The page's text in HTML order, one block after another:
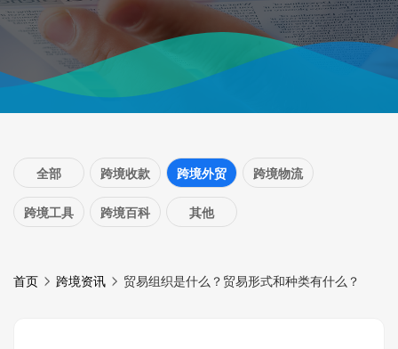
全部 跨境收款 跨境外贸 跨境物流
跨境工具 跨境百科 其他
首页 跨境资讯 贸易组织是什么？贸易形式和种类有什么？